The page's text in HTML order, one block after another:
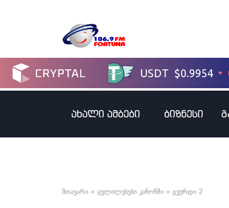
ახალი ამბები ბიზნესი
მთავარი » ცვლილებები კანონში » გვერდი 2